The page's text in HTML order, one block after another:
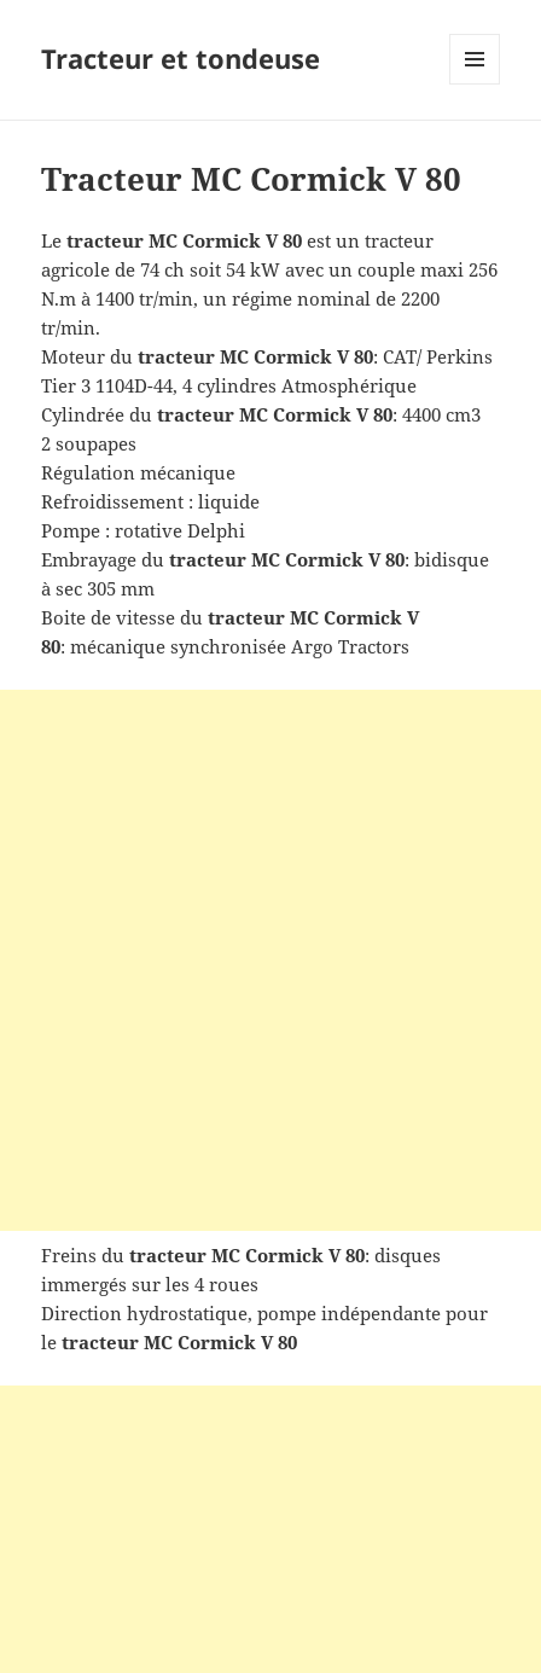
Tracteur et tondeuse
Tracteur MC Cormick V 80
Letracteur MC Cormick V 80est un tracteur
agricole de 74 ch soit 54 kW avec un couple maxi 256
N.m à 1400 tr/min, un régime nominal de 2200
tr/min.
Moteur dutracteur MC Cormick V 80: CAT/ Perkins
Tier 3 1104D-44, 4 cylindres Atmosphérique
Cylindrée dutracteur MC Cormick V 80: 4400 cm3
2 soupapes
Régulation mécanique
Refroidissement : liquide
Pompe : rotative Delphi
Embrayage du tracteur MC Cormick V 80: bidisque
à sec 305 mm
Boite de vitesse dutracteur MC Cormick V
80: mécanique synchronisée Argo Tractors
Freins dutracteur MC Cormick V 80: disques
immergés sur les 4 roues
Direction hydrostatique, pompe indépendante pour
letracteur MC Cormick V 80